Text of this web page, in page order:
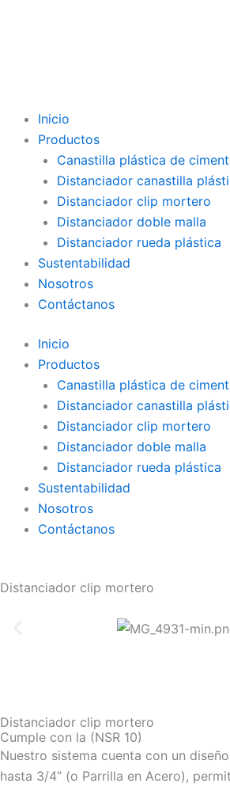
Inicio
Productos
Canastilla plástica de
Distanciador canastilla
Distanciador clip mortero
Distanciador doble malla
Distanciador rueda plástica
Sustentabilidad
Nosotros
Contáctanos
Inicio
Productos
Canastilla plástica de
Distanciador canastilla
Distanciador clip mortero
Distanciador doble malla
Distanciador rueda plástica
Sustentabilidad
Nosotros
Contáctanos
Distanciador clip mortero
Distanciador clip mortero
Cumple con la (NSR 10)
Nuestro sistema cuenta con un
hasta 3/4” (o Parrilla en Acero),